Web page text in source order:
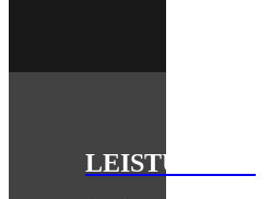
LEISTUNGEN